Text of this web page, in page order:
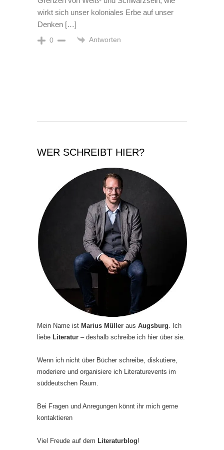
wirkt sich unser koloniales Erbe auf unser
Denken […]
0 Antworten
WER SCHREIBT HIER?
Mein Name ist Marius Müller aus Augsburg. Ich
liebe Literatur – deshalb schreibe ich hier über sie.
Wenn ich nicht über Bücher schreibe, diskutiere,
moderiere und organisiere ich Literaturevents im
süddeutschen Raum.
Bei Fragen und Anregungen könnt ihr mich gerne
kontaktieren
Viel Freude auf dem Literaturblog!